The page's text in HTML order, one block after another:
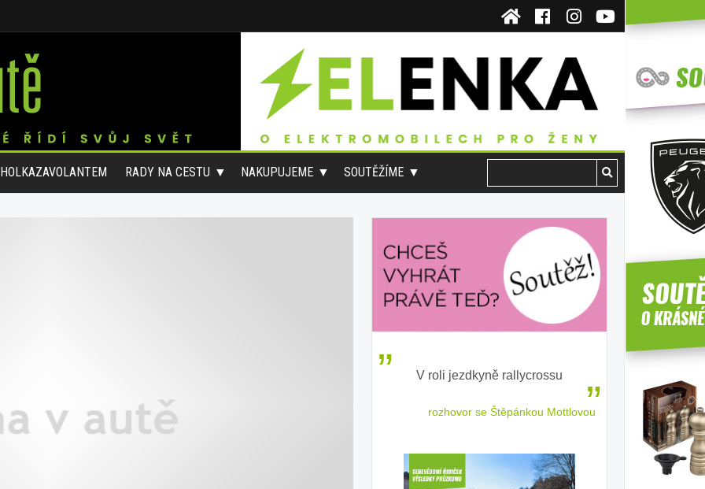
RADY NA CESTU NAKUPUJEME SOUTĚŽÍME
stručně o autosedačkách
V roli jezdkyně rallycrossu
rozhovor se Štěpánkou Mottlovou
ženským